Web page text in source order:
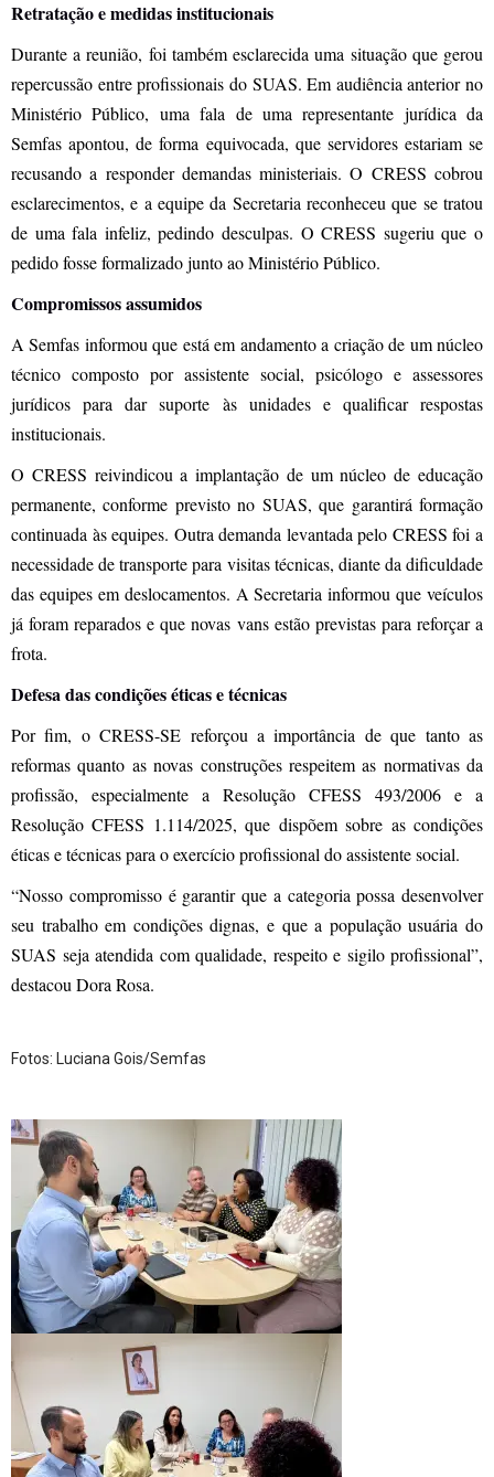
Retratação e medidas institucionais
Durante a reunião, foi também esclarecida uma situação que gerou
repercussão entre profissionais do SUAS. Em audiência anterior no
Ministério Público, uma fala de uma representante jurídica da
Semfas apontou, de forma equivocada, que servidores estariam se
recusando a responder demandas ministeriais. O CRESS cobrou
esclarecimentos, e a equipe da Secretaria reconheceu que se tratou
de uma fala infeliz, pedindo desculpas. O CRESS sugeriu que o
pedido fosse formalizado junto ao Ministério Público.
Compromissos assumidos
A Semfas informou que está em andamento a criação de um núcleo
técnico composto por assistente social, psicólogo e assessores
jurídicos para dar suporte às unidades e qualificar respostas
institucionais.
O CRESS reivindicou a implantação de um núcleo de educação
permanente, conforme previsto no SUAS, que garantirá formação
continuada às equipes. Outra demanda levantada pelo CRESS foi a
necessidade de transporte para visitas técnicas, diante da dificuldade
das equipes em deslocamentos. A Secretaria informou que veículos
já foram reparados e que novas vans estão previstas para reforçar a
frota.
Defesa das condições éticas e técnicas
Por fim, o CRESS-SE reforçou a importância de que tanto as
reformas quanto as novas construções respeitem as normativas da
profissão, especialmente a Resolução CFESS 493/2006 e a
Resolução CFESS 1.114/2025, que dispõem sobre as condições
éticas e técnicas para o exercício profissional do assistente social.
“Nosso compromisso é garantir que a categoria possa desenvolver
seu trabalho em condições dignas, e que a população usuária do
SUAS seja atendida com qualidade, respeito e sigilo profissional”,
destacou Dora Rosa.
Fotos: Luciana Gois/Semfas